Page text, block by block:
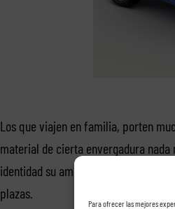
Para ofrecer las mejores
Los que viajen en familia, porten
material de cierta envergadura
identidad su amplio maletero.
plazas.